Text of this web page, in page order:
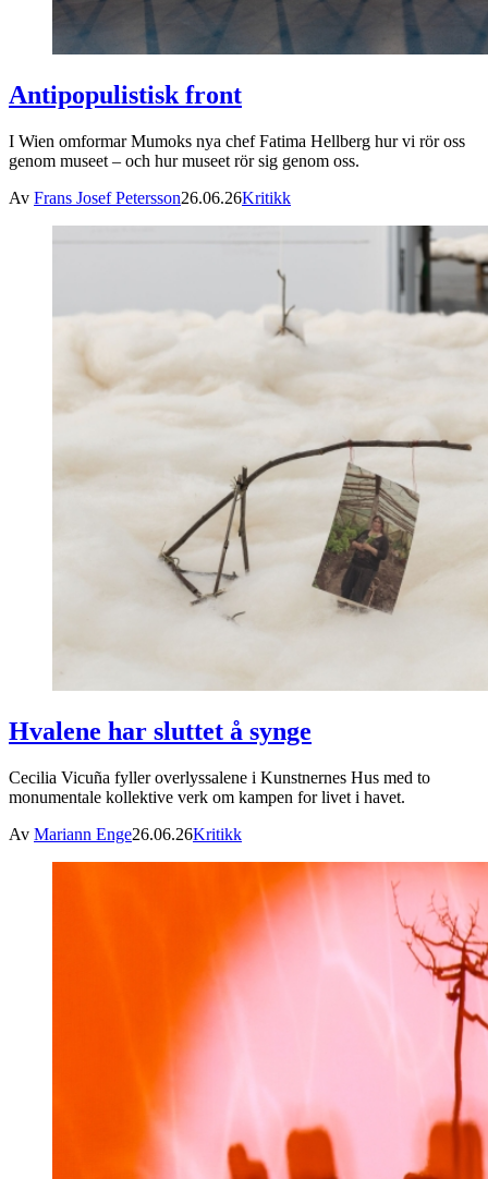
Antipopulistisk front
I Wien omformar Mumoks nya chef Fatima Hellberg hur vi rör oss
genom museet – och hur museet rör sig genom oss.
Av Frans Josef Petersson26.06.26Kritikk
Hvalene har sluttet å synge
Cecilia Vicuña fyller overlyssalene i Kunstnernes Hus med to
monumentale kollektive verk om kampen for livet i havet.
Av Mariann Enge26.06.26Kritikk